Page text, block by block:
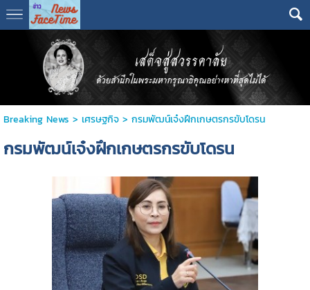
Breaking News > เศรษฐกิจ> กรมพัฒน์เจ๋งฝึกเกษตรกรขับโดรน
กรมพัฒน์เจ๋งฝึกเกษตรกรขับโดรน